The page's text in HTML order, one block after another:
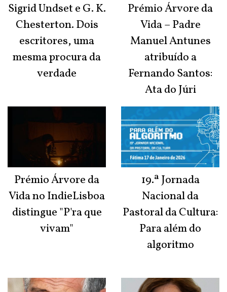
Sigrid Undset e G. K.
Chesterton. Dois
escritores, uma
mesma procura da
verdade
Prémio Árvore da
Vida no IndieLisboa
distingue "P'ra que
vivam"
Prémio Árvore da
Vida – Padre
Manuel Antunes
atribuído a
Fernando Santos:
Ata do Júri
19.ª Jornada
Nacional da
Pastoral da Cultura:
Para além do
algoritmo